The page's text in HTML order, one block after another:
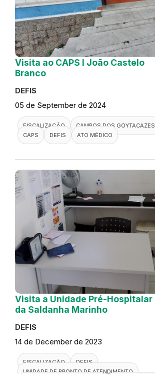
Visita ao CAPS I João Castelo
Branco
DEFIS
05 de September de 2024
FISCALIZAÇÃO
CAMPOS DOS GOYTACAZES
CAPS
DEFIS ATO MÉDICO
Visita a Unidade Pré-Hospitalar
da Saldanha Marinho
DEFIS
14 de December de 2023
FISCALIZAÇÃO
DEFIS
UNIDADE DE PRONTO DE ATENDIMENTO